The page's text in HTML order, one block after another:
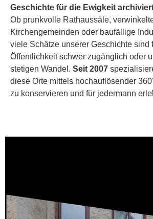
Geschichte für die Ewigkeit
Ob prunkvolle Rathaussäle,
Kirchengemeinden oder baufällige
viele Schätze unserer Geschichte sind
Öffentlichkeit schwer zugänglich oder
stetigen Wandel. Seit 2007
diese Orte mittels hochauflösender
zu konservieren und für jedermann